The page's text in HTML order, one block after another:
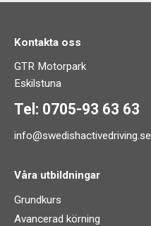
Kontakta oss
GTR Motorpark
Eskilstuna
Tel: 0705-93 63 63
info@swedishactivedriving.se
Våra utbildningar
Grundkurs
Avancerad körning